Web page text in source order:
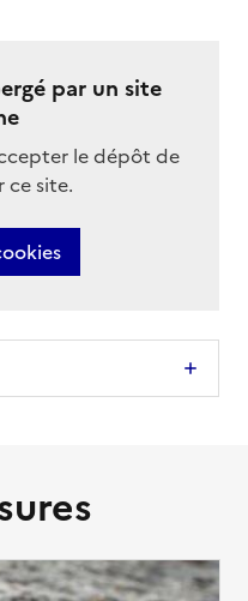
par un site
le dépôt de
ce site.